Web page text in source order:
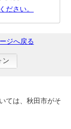
ださい。
ジへ戻る
ン
ては、秋田市がそ